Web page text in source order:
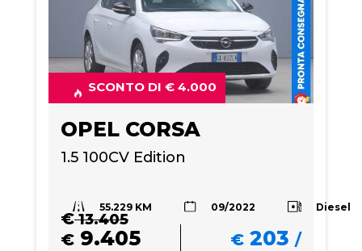
SCONTO DI € 4.000
OPEL CORSA
1.5 100CV Edition
55.229 KM 09/2022 Diesel
€13.405
€ 9.405 € 203 /